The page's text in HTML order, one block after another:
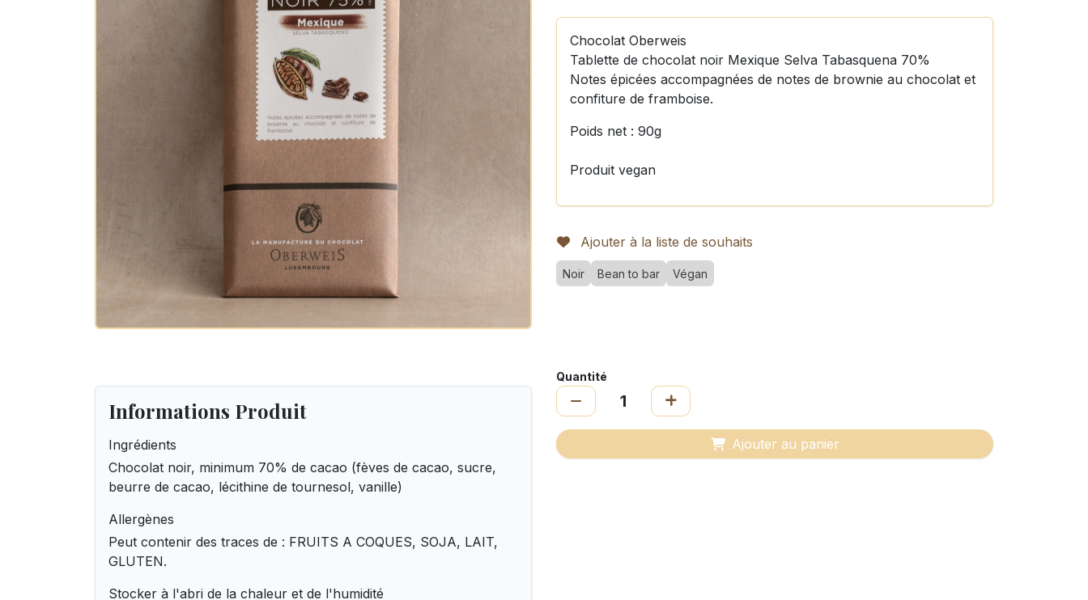
Chocolat Oberweis
Tablette de chocolat noir Mexique Selva Tabasquena 70%
Notes épicées accompagnées de notes de brownie au chocolat et
confiture de framboise.
Poids net : 90g
Produit vegan
Ajouter à la liste de souhaits
Noir Bean to bar Végan
Informations Produit
Ingrédients
Chocolat noir, minimum 70% de cacao (fèves de cacao, sucre,
beurre de cacao, lécithine de tournesol, vanille)
Allergènes
Peut contenir des traces de : FRUITS A COQUES, SOJA, LAIT,
GLUTEN.
Stocker à l'abri de la chaleur et de l'humidité
Quantité
Ajouter au panier